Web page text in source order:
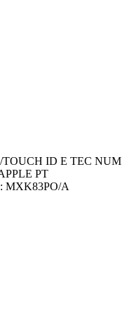
ID E TEC NUM
PT
: MXK83PO/A